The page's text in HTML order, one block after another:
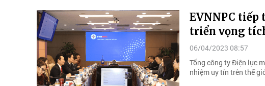
EVNNPC
triển vọng
06/04/2023 08:57
Tổng công ty Điện lực
nhiệm uy tín trên thế